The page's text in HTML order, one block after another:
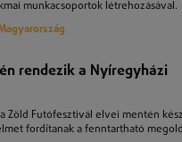
munkacsoportok létrehozásával.
rendezik a Nyíregyházi
Zöld Futófesztivál elvei mentén
fordítanak a fenntartható